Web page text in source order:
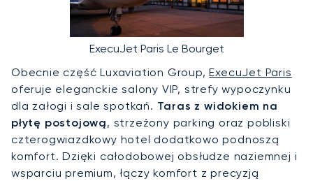
ExecuJet Paris Le Bourget
Obecnie część Luxaviation Group,ExecuJet Paris
oferuje eleganckie salony VIP, strefy wypoczynku
dla załogi i sale spotkań. Taras z widokiem na
płytę postojową, strzeżony parking oraz pobliski
czterogwiazdkowy hotel dodatkowo podnoszą
komfort. Dzięki całodobowej obsłudze naziemnej i
wsparciu premium, łączy komfort z precyzją